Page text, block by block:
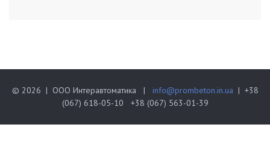
© 2026 | ООО Интеравтоматика | info@prombeton.in.ua | +38
(067) 618-05-10 +38 (067) 563-01-39